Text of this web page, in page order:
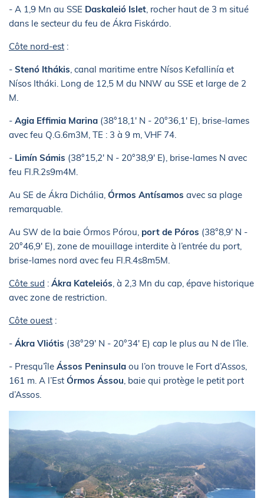
- A 1,9 Mn au SSE Daskaleió Islet, rocher haut de 3 m situé
dans le secteur du feu de Ákra Fiskárdo.
Côte nord-est :
- Stenó Ithákis, canal maritime entre Nísos Kefallinía et
Nísos Itháki. Long de 12,5 M du NNW au SSE et large de 2
M.
- Agia Effimia Marina (38°18,1' N - 20°36,1' E), brise-lames
avec feu Q.G.6m3M, TE : 3 à 9 m, VHF 74.
- Limín Sámis (38°15,2' N - 20°38,9' E), brise-lames N avec
feu Fl.R.2s9m4M.
Au SE de Ákra Dichália, Órmos Antísamos avec sa plage
remarquable.
Au SW de la baie Órmos Pórou, port de Póros (38°8,9' N -
20°46,9' E), zone de mouillage interdite à l’entrée du port,
brise-lames nord avec feu Fl.R.4s8m5M.
Côte sud : Ákra Kateleiós, à 2,3 Mn du cap, épave historique
avec zone de restriction.
Côte ouest :
- Ákra Vliótis (38°29' N - 20°34' E) cap le plus au N de l’île.
- Presqu’île Ássos Peninsula ou l’on trouve le Fort d’Assos,
161 m. A l’Est Órmos Ássou, baie qui protège le petit port
d’Assos.